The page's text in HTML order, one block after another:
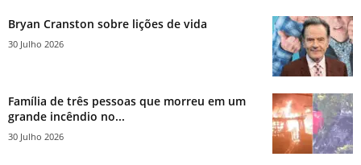
Bryan Cranston sobre lições de vida
30 Julho 2026
Família de três pessoas que morreu em um
grande incêndio no...
30 Julho 2026